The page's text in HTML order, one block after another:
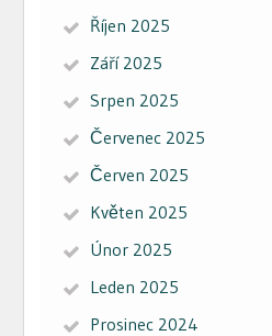
Říjen 2025
Září 2025
Srpen 2025
Červenec 2025
Červen 2025
Květen 2025
Únor 2025
Leden 2025
Prosinec 2024